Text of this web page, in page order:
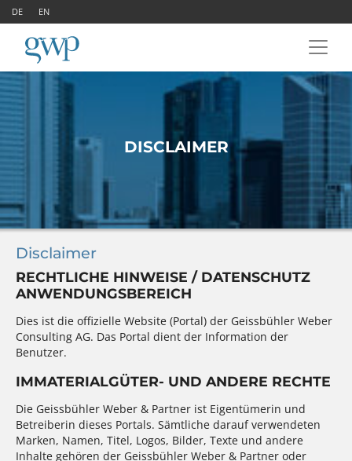
DE EN
DISCLAIMER
Disclaimer
RECHTLICHE HINWEISE / DATENSCHUTZ
ANWENDUNGSBEREICH
Dies ist die offizielle Website (Portal) der Geissbühler Weber
Consulting AG. Das Portal dient der Information der
Benutzer.
IMMATERIALGÜTER- UND ANDERE RECHTE
Die Geissbühler Weber & Partner ist Eigentümerin und
Betreiberin dieses Portals. Sämtliche darauf verwendeten
Marken, Namen, Titel, Logos, Bilder, Texte und andere
Inhalte gehören der Geissbühler Weber & Partner oder